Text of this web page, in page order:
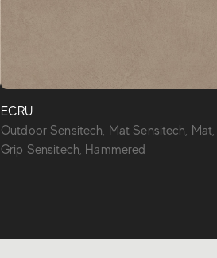
ECRU
Outdoor Sensitech, Mat Sensitech, Mat,
Grip Sensitech, Hammered